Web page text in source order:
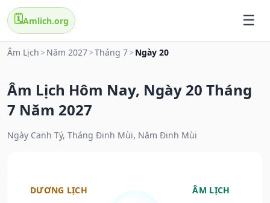
🗓️Amlich.org
Âm Lịch > Năm 2027>Tháng 7> Ngày 20
Âm Lịch Hôm Nay, Ngày 20 Tháng
7 Năm 2027
Ngày Canh Tý, Tháng Đinh Mùi, Năm Đinh Mùi
DƯƠNG LỊCH ÂM LỊCH